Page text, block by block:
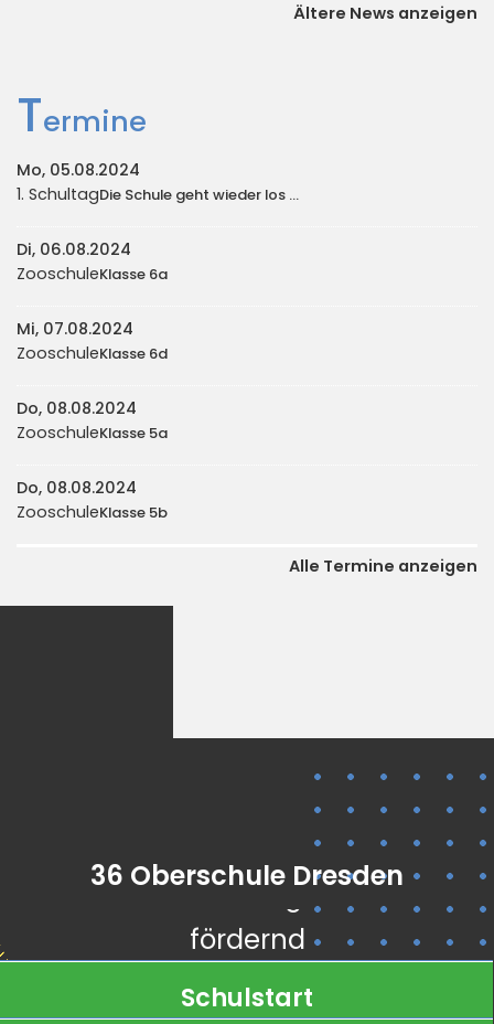
Ältere News anzeigen
Termine
Mo, 05.08.2024
1. SchultagDie Schule geht wieder los ...
Di, 06.08.2024
ZooschuleKlasse 6a
Mi, 07.08.2024
ZooschuleKlasse 6d
Do, 08.08.2024
ZooschuleKlasse 5a
Do, 08.08.2024
ZooschuleKlasse 5b
Alle Termine anzeigen
36 Oberschule Dresden
kooperativ
vielfältig
fördernd
Schulstart